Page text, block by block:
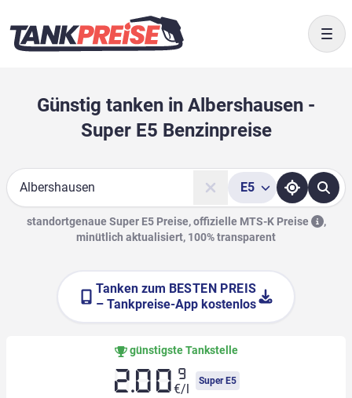
Günstig tanken in Albershausen -
Super E5 Benzinpreise
Suche
E5
standortgenaue Super E5 Preise, offizielle MTS-K Preise
,
minütlich aktualisiert, 100% transparent
Tanken zum BESTEN PREIS
– Tankpreise-App kostenlos
günstigste Tankstelle
2.00 9
€/l
Super E5